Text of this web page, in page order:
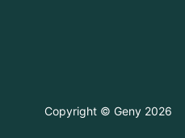
Copyright © Geny 2026